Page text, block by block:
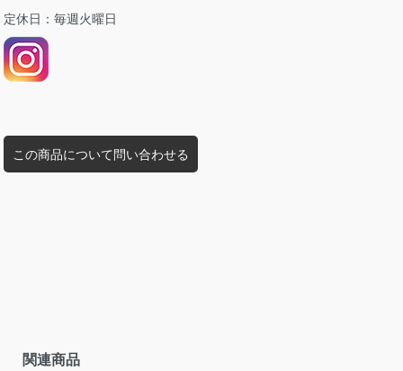
定休日：毎週火曜日
この商品について問い合わせる
関連商品